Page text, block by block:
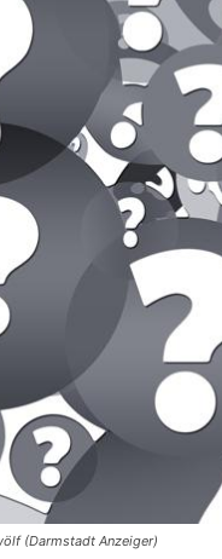
(Darmstadt Anzeiger)